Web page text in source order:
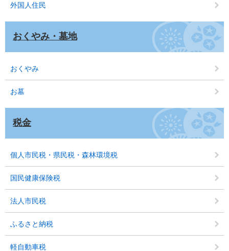
外国人住民
おくやみ・墓地
おくやみ
お墓
税金
個人市民税・県民税・森林環境税
国民健康保険税
法人市民税
ふるさと納税
軽自動車税